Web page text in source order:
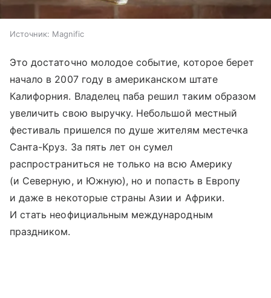
Источник: Magnific
Это достаточно молодое событие, которое берет
начало в 2007 году в американском штате
Калифорния. Владелец паба решил таким образом
увеличить свою выручку. Небольшой местный
фестиваль пришелся по душе жителям местечка
Санта-Круз. За пять лет он сумел
распространиться не только на всю Америку
(и Северную, и Южную), но и попасть в Европу
и даже в некоторые страны Азии и Африки.
И стать неофициальным международным
праздником.